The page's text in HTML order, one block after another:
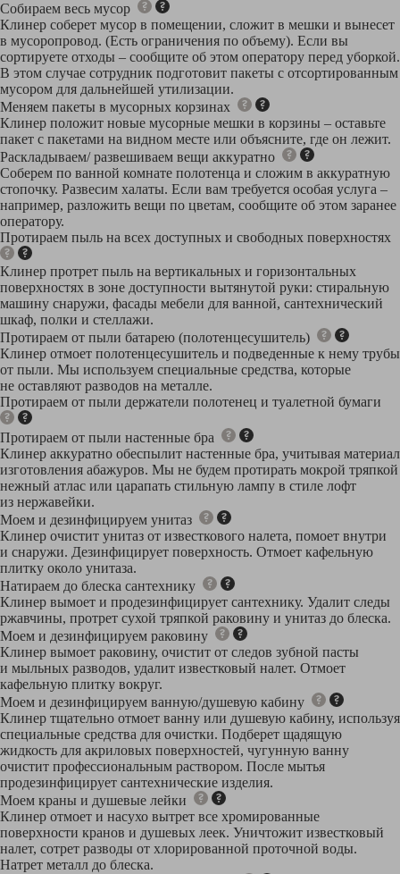
Собираем весь мусор
Клинер соберет мусор в помещении, сложит в мешки и вынесет
в мусоропровод. (Есть ограничения по объему). Если вы
сортируете отходы – сообщите об этом оператору перед уборкой.
В этом случае сотрудник подготовит пакеты с отсортированным
мусором для дальнейшей утилизации.
Меняем пакеты в мусорных корзинах
Клинер положит новые мусорные мешки в корзины – оставьте
пакет с пакетами на видном месте или объясните, где он лежит.
Раскладываем/ развешиваем вещи аккуратно
Соберем по ванной комнате полотенца и сложим в аккуратную
стопочку. Развесим халаты. Если вам требуется особая услуга –
например, разложить вещи по цветам, сообщите об этом заранее
оператору.
Протираем пыль на всех доступных и свободных поверхностях
Клинер протрет пыль на вертикальных и горизонтальных
поверхностях в зоне доступности вытянутой руки: стиральную
машину снаружи, фасады мебели для ванной, сантехнический
шкаф, полки и стеллажи.
Протираем от пыли батарею (полотенцесушитель)
Клинер отмоет полотенцесушитель и подведенные к нему трубы
от пыли. Мы используем специальные средства, которые
не оставляют разводов на металле.
Протираем от пыли держатели полотенец и туалетной бумаги
Протираем от пыли настенные бра
Клинер аккуратно обеспылит настенные бра, учитывая материал
изготовления абажуров. Мы не будем протирать мокрой тряпкой
нежный атлас или царапать стильную лампу в стиле лофт
из нержавейки.
Моем и дезинфицируем унитаз
Клинер очистит унитаз от известкового налета, помоет внутри
и снаружи. Дезинфицирует поверхность. Отмоет кафельную
плитку около унитаза.
Натираем до блеска сантехнику
Клинер вымоет и продезинфицирует сантехнику. Удалит следы
ржавчины, протрет сухой тряпкой раковину и унитаз до блеска.
Моем и дезинфицируем раковину
Клинер вымоет раковину, очистит от следов зубной пасты
и мыльных разводов, удалит известковый налет. Отмоет
кафельную плитку вокруг.
Моем и дезинфицируем ванную/душевую кабину
Клинер тщательно отмоет ванну или душевую кабину, используя
специальные средства для очистки. Подберет щадящую
жидкость для акриловых поверхностей, чугунную ванну
очистит профессиональным раствором. После мытья
продезинфицирует сантехнические изделия.
Моем краны и душевые лейки
Клинер отмоет и насухо вытрет все хромированные
поверхности кранов и душевых леек. Уничтожит известковый
налет, сотрет разводы от хлорированной проточной воды.
Натрет металл до блеска.